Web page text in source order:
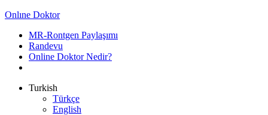
Onlıne Doktor
MR-Rontgen Paylaşımı
Randevu
Online Doktor Nedir?
Turkish
Türkçe
English